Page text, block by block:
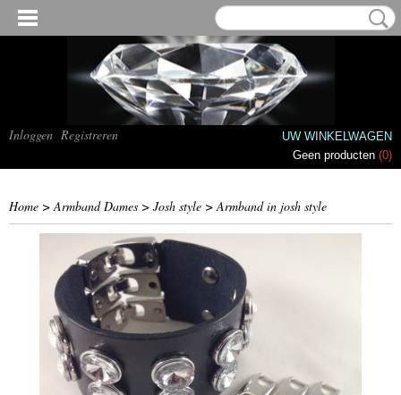
Inloggen Registreren
UW WINKELWAGEN
Geen producten (0)
Home >Armband Dames > Josh style >Armband in josh style